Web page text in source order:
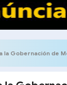
Mérida: “La Abstención no